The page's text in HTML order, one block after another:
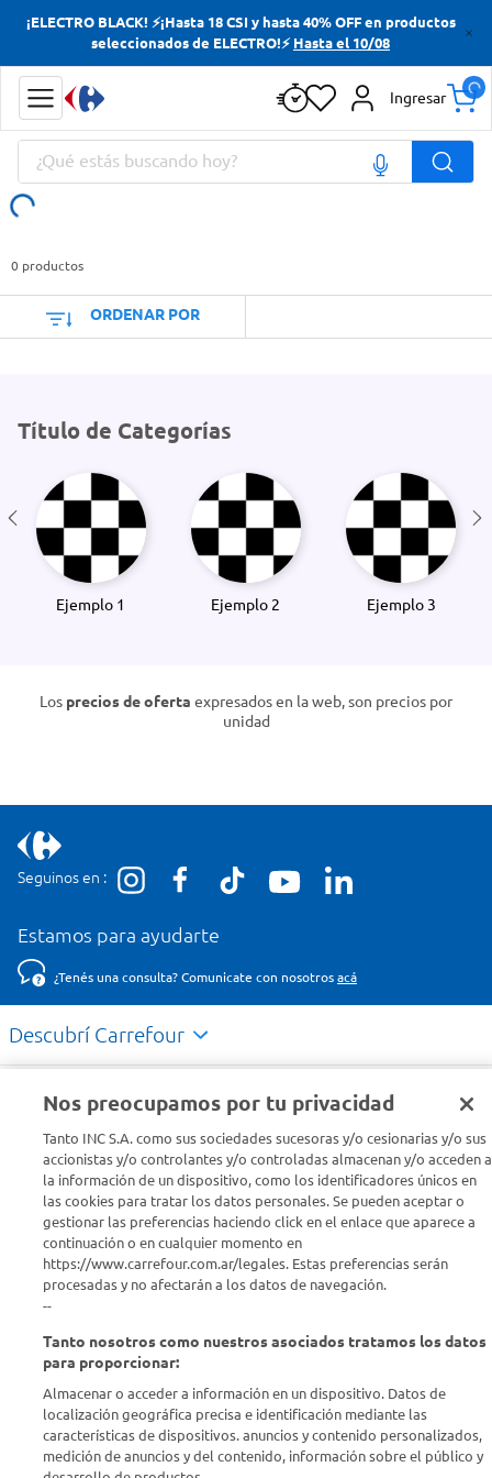
¡ELECTRO BLACK! ⚡¡Hasta 18 CSI y hasta 40% OFF en productos
seleccionados de ELECTRO!⚡ Hasta el 10/08
Ingresar
¿Qué estás buscando hoy?
0 productos
ORDENAR POR
Título de Categorías
Ejemplo 1 Ejemplo 2 Ejemplo 3
Los precios de oferta expresados en la web, son precios por
unidad
Seguinos en :
Estamos para ayudarte
¿Tenés una consulta? Comunicate con nosotros acá
Descubrí Carrefour
Conocenos
Info útil
Comprá Online
Enterate de nuestras ofertas
Dejanos tu mail para recibir todas las ofertas y promociones antes
ENVIAR
Nos preocupamos por tu privacidad
Tanto INC S.A. como sus sociedades sucesoras y/o cesionarias y/o sus
accionistas y/o controlantes y/o controladas almacenan y/o acceden a
la información de un dispositivo, como los identificadores únicos en
las cookies para tratar los datos personales. Se pueden aceptar o
gestionar las preferencias haciendo click en el enlace que aparece a
continuación o en cualquier momento en
https://www.carrefour.com.ar/legales. Estas preferencias serán
procesadas y no afectarán a los datos de navegación.
--
Tanto nosotros como nuestros asociados tratamos los datos
para proporcionar:
Almacenar o acceder a información en un dispositivo. Datos de
localización geográfica precisa e identificación mediante las
características de dispositivos. anuncios y contenido personalizados,
medición de anuncios y del contenido, información sobre el público y
Términos más buscados
Yerba
Cerveza
Doves
Términos más buscados
Yerba
Cerveza
Doves
Jabon Tocador